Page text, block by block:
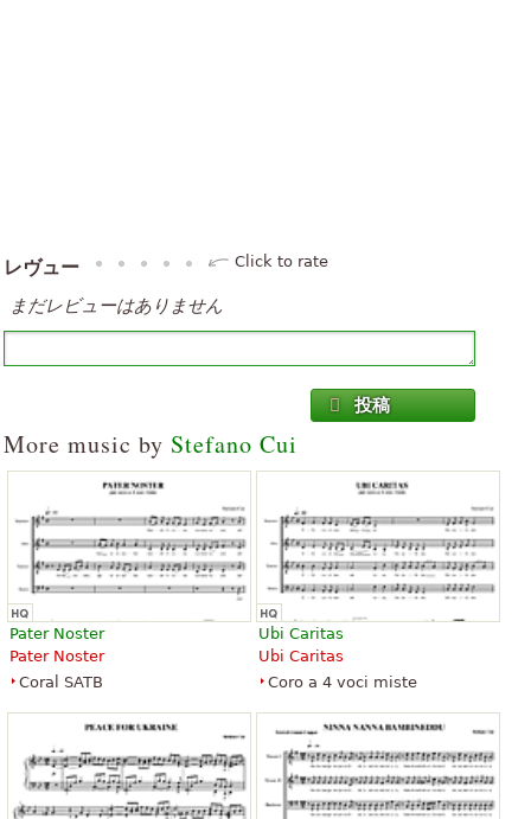
レヴュー Click to rate
まだレビューはありません
投稿
More music by Stefano Cui
Pater Noster
Pater Noster
Coral SATB
Ubi Caritas
Ubi Caritas
Coro a 4 voci miste